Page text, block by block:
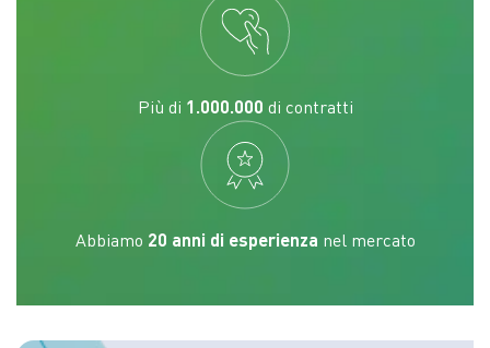
Più di 1.000.000 di contratti
Abbiamo 20 anni di esperienza nel mercato